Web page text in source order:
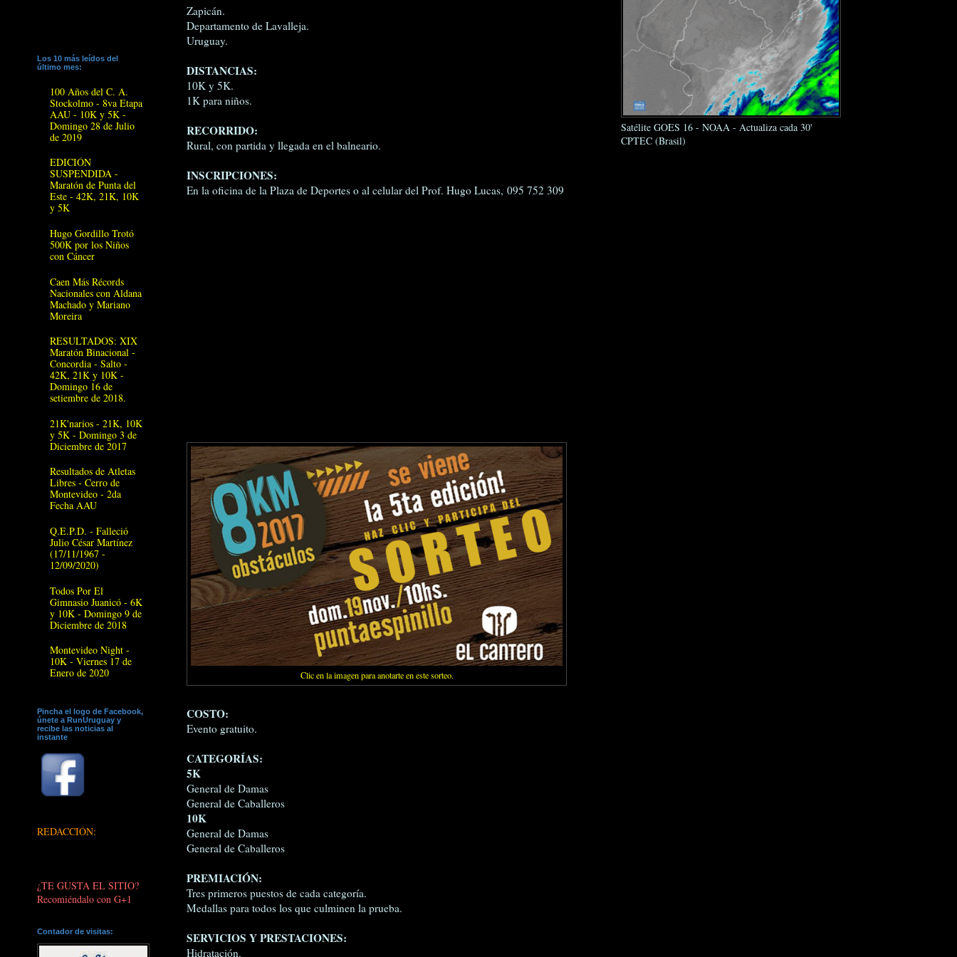
Zapicán.
Departamento de Lavalleja.
Uruguay.
DISTANCIAS:
10K y 5K.
1K para niños.
RECORRIDO:
Rural, con partida y llegada en el balneario.
INSCRIPCIONES:
En la oficina de la Plaza de Deportes o al celular del Prof. Hugo Lucas, 095 752 309
Clic en la imagen para anotarte en este sorteo.
COSTO:
Evento gratuito.
CATEGORÍAS:
5K
General de Damas
General de Caballeros
10K
General de Damas
General de Caballeros
PREMIACIÓN:
Tres primeros puestos de cada categoría.
Medallas para todos los que culminen la prueba.
SERVICIOS Y PRESTACIONES:
Hidratación.
Los 10 más leídos del
último mes:
100 Años del C. A.
Stockolmo - 8va Etapa
AAU - 10K y 5K -
Domingo 28 de Julio
de 2019
EDICIÓN
SUSPENDIDA -
Maratón de Punta del
Este - 42K, 21K, 10K
y 5K
Hugo Gordillo Trotó
500K por los Niños
con Cáncer
Caen Más Récords
Nacionales con Aldana
Machado y Mariano
Moreira
RESULTADOS: XIX
Maratón Binacional -
Concordia - Salto -
42K, 21K y 10K -
Domingo 16 de
setiembre de 2018.
21K'narios - 21K, 10K
y 5K - Domingo 3 de
Diciembre de 2017
Resultados de Atletas
Libres - Cerro de
Montevideo - 2da
Fecha AAU
Q.E.P.D. - Falleció
Julio César Martínez
(17/11/1967 -
12/09/2020)
Todos Por El
Gimnasio Juanicó - 6K
y 10K - Domingo 9 de
Diciembre de 2018
Montevideo Night -
10K - Viernes 17 de
Enero de 2020
Pincha el logo de Facebook,
únete a RunUruguay y
recibe las noticias al
instante
REDACCIÓN:
¿TE GUSTA EL SITIO?
Recomiéndalo con G+1
Contador de visitas:
Satélite GOES 16 - NOAA - Actualiza cada 30'
CPTEC (Brasil)